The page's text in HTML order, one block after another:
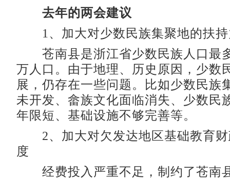
去年的两会建议
1、加大对少数民族集聚地的扶持
苍南县是浙江省少数民族人口最
万人口。由于地理、历史原因，少数
展，仍存在一些问题。比如少数民族
未开发、畲族文化面临消失、少数民
年限短、基础设施不够完善等。
2、加大对欠发达地区基础教育财
度
经费投入严重不足，制约了苍南